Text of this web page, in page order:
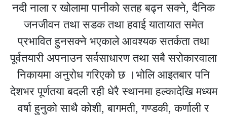
नदी नाला र खोलामा पानीको सतह बढ्न सक्ने, दैनिक
जनजीवन तथा सडक तथा हवाई यातायात समेत
प्रभावित हुनसक्ने भएकाले आवश्यक सतर्कता तथा
पूर्वतयारी अपनाउन सर्वसाधारण तथा सबै सरोकारवाला
निकायमा अनुरोध गरिएको छ ।भोलि आइतबार पनि
देशभर पूर्णतया बदली रही धेरै स्थानमा हल्कादेखि मध्यम
वर्षा हुनुको साथै कोशी, बागमती, गण्डकी, कर्णाली र